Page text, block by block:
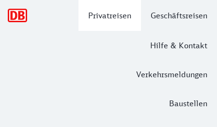
Privatreisen Geschäftsreisen
Hilfe & Kontakt
Verkehrsmeldungen
Baustellen